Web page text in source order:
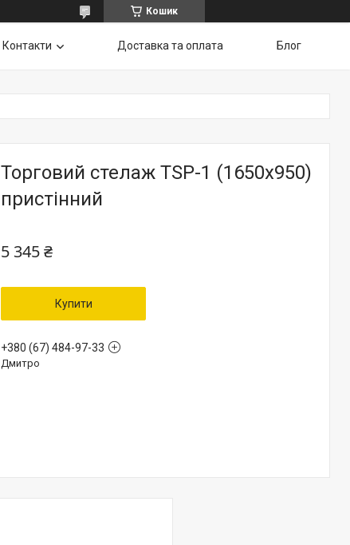
Кошик
Контакти Доставка та оплата Блог
Торговий стелаж TSP-1 (1650х950)
пристінний
5 345 ₴
Купити
+380 (67) 484-97-33
Дмитро